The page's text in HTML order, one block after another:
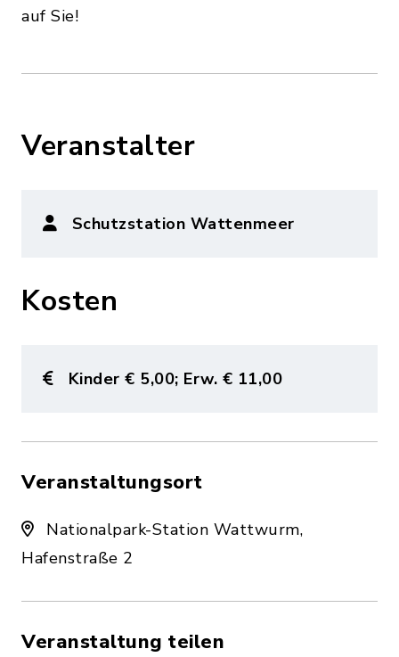
auf Sie!
Veranstalter
Schutzstation Wattenmeer
Kosten
Kinder € 5,00; Erw. € 11,00
Veranstaltungsort
Nationalpark-Station Wattwurm,
Hafenstraße 2
Veranstaltung teilen